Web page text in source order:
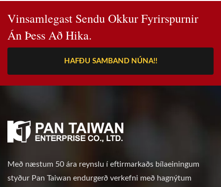
Vinsamlegast Sendu Okkur Fyrirspurnir
Án Þess Að Hika.
HAFÐU SAMBAND NÚNA!!
Með næstum 50 ára reynslu í eftirmarkaðs bílaeiningum
styður Pan Taiwan endurgerð verkefni með hagnýtum